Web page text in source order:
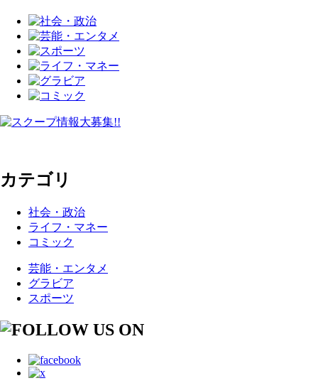
カテゴリ
社会・政治
ライフ・マネー
コミック
芸能・エンタメ
グラビア
スポーツ